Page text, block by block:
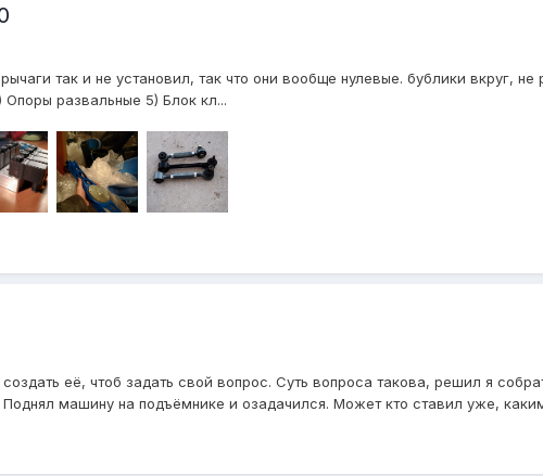
так и не установил, так что они вообще нулевые. бублики вкруг, не
развальные 5) Блок кл...
её, чтоб задать свой вопрос. Суть вопроса такова, решил я
машину на подъёмнике и озадачился. Может кто ставил уже,